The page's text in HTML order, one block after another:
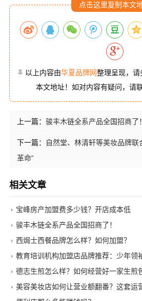
点击这里复制本文
以上内容由华夏品牌网整理呈现，请
本文地址！如对内容有疑问，请
上一篇： 骏丰木链全系产品全国招商了！
下一篇：
自然堂、林清轩等美妆品牌联
革命“
相关文章
宝峰房产加盟费多少钱？开店成本低
骏丰木链全系产品全国招商了！
西焗士西餐品牌怎么样？如何加盟？
教育培训机构加盟店品牌推荐：少年领
德志生煎怎么样？如何经营好一家生煎
美容美妆店如何让营业额翻番？这套运